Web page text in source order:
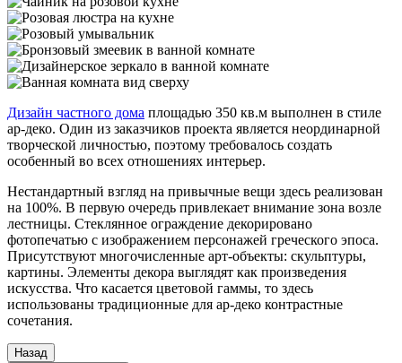
Дизайн частного дома площадью 350 кв.м выполнен в стиле
ар-деко. Один из заказчиков проекта является неординарной
творческой личностью, поэтому требовалось создать
особенный во всех отношениях интерьер.
Нестандартный взгляд на привычные вещи здесь реализован
на 100%. В первую очередь привлекает внимание зона возле
лестницы. Стеклянное ограждение декорировано
фотопечатью с изображением персонажей греческого эпоса.
Присутствуют многочисленные арт-объекты: скульптуры,
картины. Элементы декора выглядят как произведения
искусства. Что касается цветовой гаммы, то здесь
использованы традиционные для ар-деко контрастные
сочетания.